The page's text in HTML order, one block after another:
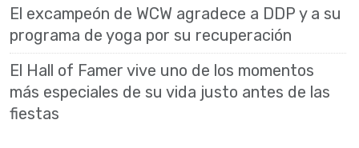
El excampeón de WCW agradece a DDP y a su
programa de yoga por su recuperación
El Hall of Famer vive uno de los momentos
más especiales de su vida justo antes de las
fiestas